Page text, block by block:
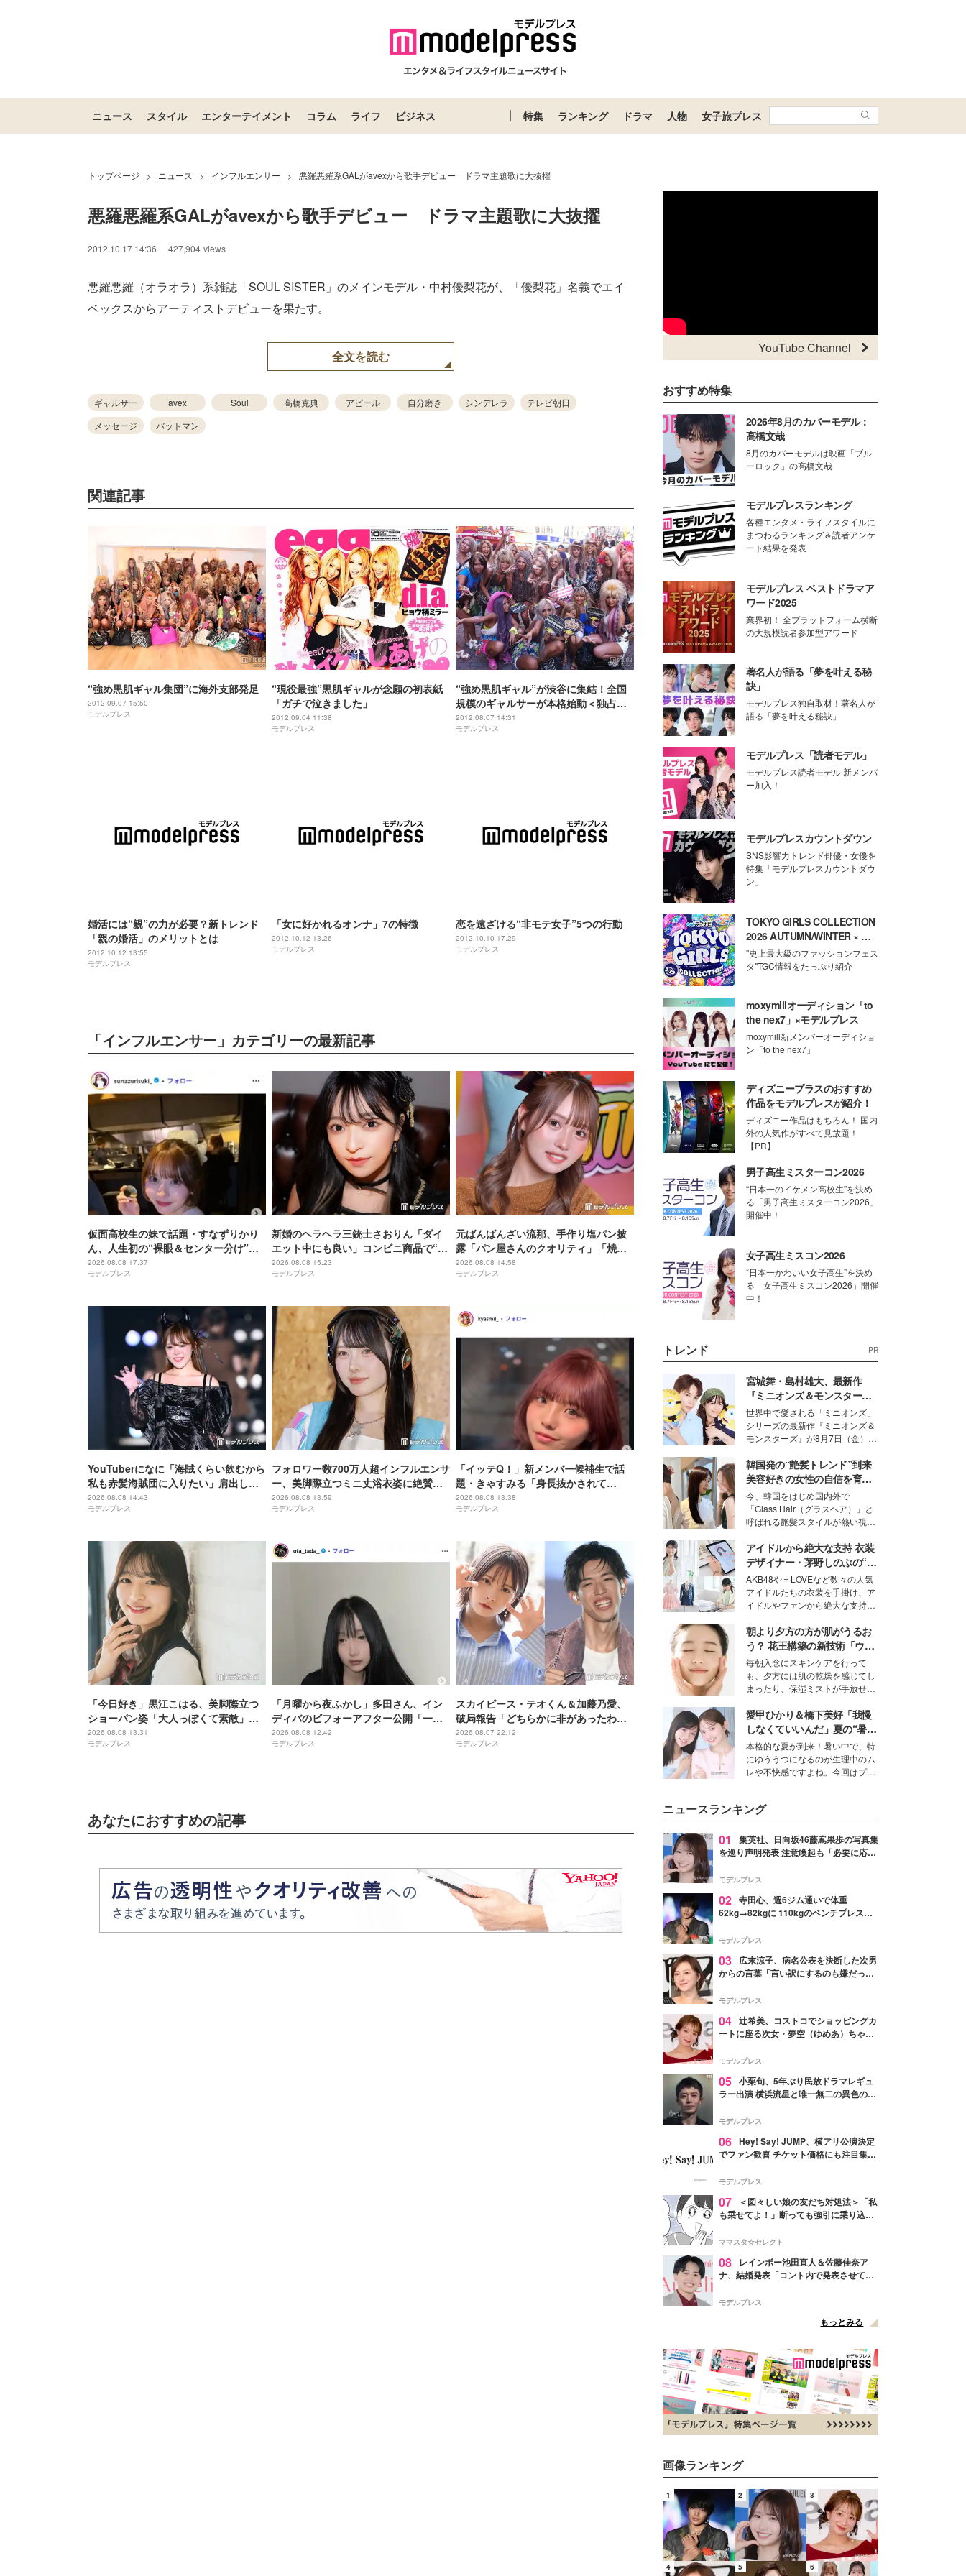
ニュース スタイル エンターテイメント コラム ライフ ビジネス 特集 ランキング ドラマ 人物 女子旅プレス
トップページ > ニュース > インフルエンサー > 悪羅悪羅系GALがavexから歌手デビュー ドラマ主題歌に大抜擢
悪羅悪羅系GALがavexから歌手デビュー　ドラマ主題歌に大抜擢
2012.10.17 14:36 427,904 views
悪羅悪羅（オラオラ）系雑誌「SOUL SISTER」のメインモデル・中村優梨花が、「優梨花」名義でエイ
ベックスからアーティストデビューを果たす。
全文を読む
ギャルサー avex Soul 高橋克典 アピール 自分磨き シンデレラ
テレビ朝日
メッセージ
バットマン
関連記事
“強め黒肌ギャル集団”に海外支部発足
2012.09.07 15:50
モデルプレス
“現役最強”黒肌ギャルが念願の初表紙
「ガチで泣きました」
2012.09.04 11:38
モデルプレス
“強め黒肌ギャル”が渋谷に集結！全国
規模のギャルサーが本格始動＜独占レ
ポート＞
2012.08.07 14:31
モデルプレス
婚活には“親”の力が必要？新トレンド
「親の婚活」のメリットとは
2012.10.12 13:55
モデルプレス
「女に好かれるオンナ」7の特徴
2012.10.12 13:26
モデルプレス
恋を遠ざける“非モテ女子”5つの行動
2012.10.10 17:29
モデルプレス
「インフルエンサー」カテゴリーの最新記事
仮面高校生の妹で話題・すなずりかり
ん、人生初の“裸眼＆センター分け”で
雰囲気ガラリ「可愛すぎて衝撃」「美
少女すぎる」
2026.08.08 17:37
モデルプレス
新婚のヘラヘラ三銃士さおりん「ダイ
エット中にも良い」コンビニ商品で“混
ぜるだけ”ヘルシー副菜紹介「火を使わ
ないの嬉しすぎる」「タンパク質たっ
2026.08.08 15:23
モデルプレス
元ばんばんざい流那、手作り塩パン披
露「パン屋さんのクオリティ」「焼き
加減最高」と反響
2026.08.08 14:58
モデルプレス
YouTuberになに「海賊くらい飲むから
私も赤髪海賊団に入りたい」肩出しコ
ーデ公開「ビジュアル良すぎ」「セク
シー」
2026.08.08 14:43
モデルプレス
フォロワー数700万人超インフルエンサ
ー、美脚際立つミニ丈浴衣姿に絶賛の
声「スタイル良くて憧れる」「透明感
レベチ」
2026.08.08 13:59
モデルプレス
「イッテQ！」新メンバー候補生で話
題・きゃすみる「身長抜かされて
る」“6歳差”姪っ子との幼少期＆現在の
2ショット公開「姉妹にしか見えない」
2026.08.08 13:38
モデルプレス
「今日好き」黒江こはる、美脚際立つ
ショーパン姿「大人っぽくて素敵」
「最強ビジュ」と反響
2026.08.08 13:31
モデルプレス
「月曜から夜ふかし」多田さん、イン
ディバのビフォーアフター公開「一目
瞭然」「変化がすごい」と話題
2026.08.08 12:42
モデルプレス
スカイピース・テオくん＆加藤乃愛、
破局報告「どちらかに非があったわけ
ではなく」2023年2月に交際発表
2026.08.07 22:12
モデルプレス
あなたにおすすめの記事
YouTube Channel
おすすめ特集
2026年8月のカバーモデル：
高橋文哉
8月のカバーモデルは映画「ブル
ーロック」の高橋文哉
モデルプレスランキング
各種エンタメ・ライフスタイルに
まつわるランキング＆読者アンケ
ート結果を発表
モデルプレス ベストドラマア
ワード2025
業界初！ 全プラットフォーム横断
の大規模読者参加型アワード
著名人が語る「夢を叶える秘
訣」
モデルプレス独自取材！著名人が
語る「夢を叶える秘訣」
モデルプレス「読者モデル」
モデルプレス読者モデル 新メンバ
ー加入！
モデルプレスカウントダウン
SNS影響力トレンド俳優・女優を
特集「モデルプレスカウントダウ
ン」
TOKYO GIRLS COLLECTION
2026 AUTUMN/WINTER × モ
デルプレス
"史上最大級のファッションフェス
タ"TGC情報をたっぷり紹介
moxymillオーディション「to
the nex7」×モデルプレス
moxymill新メンバーオーディショ
ン「to the nex7」
ディズニープラスのおすすめ
作品をモデルプレスが紹介！
ディズニー作品はもちろん！ 国内
外の人気作がすべて見放題！
【PR】
男子高生ミスターコン2026
“日本一のイケメン高校生”を決め
る「男子高生ミスターコン2026」
開催中！
女子高生ミスコン2026
“日本一かわいい女子高生”を決め
る「女子高生ミスコン2026」開催
中！
トレンド PR
宮城舞・島村雄大、最新作
『ミニオンズ＆モンスター
ズ』の魅力熱弁 ハチャメチャ
だけじゃない“友情と絆”に感
動
世界中で愛される「ミニオンズ」
シリーズの最新作『ミニオンズ＆
モンスターズ』が8月7日（金）に
ニオン好き”という共通点を持つモ
デルの宮城舞と島村雄大の特別対
談をお届け！それぞれの視点か
ら、今作ならではの魅力や予想外
の感動をもたらす奥深いストーリ
ーについて熱く語り合ってもらっ
た。
韓国発の“艶髪トレンド”到来
美容好きの女性の自信を育む
「ヘアケア事情」って？
今、韓国をはじめ国内外で
「Glass Hair（グラスヘア）」と
呼ばれる艶髪スタイルが熱い視線
ションの完成度を高めるベースと
して、“髪そのものの美しさ”に改
めて注目する人が増えている様
子。今回は、そんな憧れの艶やか
な髪を日常で叶える、美容好きの
女性たちのヘアケア事情を紹介し
ます。
アイドルから絶大な支持 衣装
デザイナー・茅野しのぶの“可
愛い”を作る美学＜「シチズン
クロスシー」インタビュー＞
AKB48や＝LOVEなど数々の人気
アイドルたちの衣装を手掛け、ア
イドルやファンから絶大な支持を
取締役兼クリエイティブディレク
ター・茅野しのぶ。一人ひとりの
個性に寄り添い、魅力を引き出す
衣装作りは、多くの女性たちに勇
気と自信を与え続けている。
朝より夕方の方が肌がうるお
う？ 花王構築の新技術「ウォ
ーターキャプチャリングスキ
ン（捕水肌）」がスキンケア
の常識を変える予感
毎朝入念にスキンケアを行って
も、夕方には肌の乾燥を感じてし
まったり、保湿ミストが手放せな
な美容の常識を大きく変える可能
性を秘めた、革新的な「Water
Capturing Skin（ウォーターキャ
プチャリングスキン：捕水肌）」
技術を、花王が構築した。
愛甲ひかり＆橋下美好「我慢
しなくていいんだ」夏の“暑さ
対策”の新しい選択肢とは？
本格的な夏が到来！暑い中で、特
にゆううつになるのが生理中のム
レや不快感ですよね。今回はプラ
好さんを迎えて本音で女子会トー
ク。猛暑のお出かけを快適に過ご
すヒントや、2人が感動した夏の
生理の新常識にも迫りました。
ニュースランキング
01
集英社、日向坂46藤嶌果歩の写真集
を巡り声明発表 注意喚起も「必要に応じ
モデルプレス
02 寺田心、週6ジム通いで体重
62kg→82kgに 110kgのベンチプレス持
「かっこいい」と反響
モデルプレス
03
広末涼子、病名公表を決断した次男
からの言葉「言い訳にするのも嫌だっ
モデルプレス
04 辻希美、コストコでショッピングカ
ートに座る次女・夢空（ゆめあ）ちゃん
ぎ」「成長を感じる」の声
モデルプレス
05 小栗旬、5年ぶり民放ドラマレギュ
ラー出演 横浜流星と唯一無二の異色のバ
モデルプレス
06 Hey! Say! JUMP、横アリ公演決定
でファン歓喜 チケット価格にも注目集ま
モデルプレス
07
＜図々しい娘の友だち対処法＞「私
も乗せてよ！」断っても強引に乗り込ん
ママスタ☆セレクト
08
レインボー池田直人＆佐藤佳奈ア
ナ、結婚発表「コント内で発表させてい
点変更のため
モデルプレス
もっとみる
画像ランキング
1 2 3
4 5 6